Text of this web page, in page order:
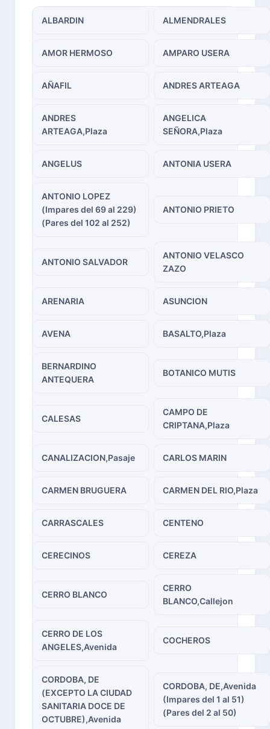
ALBARDIN ALMENDRALES
AMOR HERMOSO AMPARO USERA
AÑAFIL ANDRES ARTEAGA
ANDRES
ARTEAGA,Plaza
ANGELICA
SEÑORA,Plaza
ANGELUS ANTONIA USERA
ANTONIO LOPEZ
(Impares del 69 al 229)
(Pares del 102 al 252)
ANTONIO PRIETO
ANTONIO SALVADOR
ANTONIO VELASCO
ZAZO
ARENARIA ASUNCION
AVENA BASALTO,Plaza
BERNARDINO
ANTEQUERA
BOTANICO MUTIS
CALESAS
CAMPO DE
CRIPTANA,Plaza
CANALIZACION,Pasaje CARLOS MARIN
CARMEN BRUGUERA CARMEN DEL RIO,Plaza
CARRASCALES CENTENO
CERECINOS CEREZA
CERRO BLANCO
CERRO
BLANCO,Callejon
CERRO DE LOS
ANGELES,Avenida
COCHEROS
CORDOBA, DE
(EXCEPTO LA CIUDAD
SANITARIA DOCE DE
OCTUBRE),Avenida
CORDOBA, DE,Avenida
(Impares del 1 al 51)
(Pares del 2 al 50)